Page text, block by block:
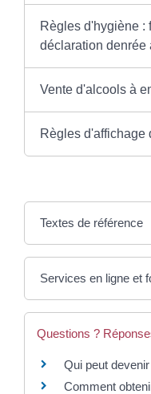
Règles d'hygiène :
déclaration denrée
Vente d'alcools à
Règles d'affichage
Textes de référence
Services en ligne et
Questions ?
Qui peut
Comment